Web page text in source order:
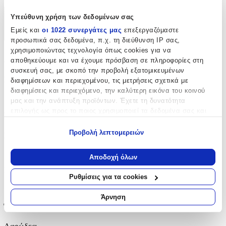
Υπεύθυνη χρήση των δεδομένων σας
Εμείς και οι 1022 συνεργάτες μας επεξεργαζόμαστε
προσωπικά σας δεδομένα, π.χ. τη διεύθυνση IP σας,
χρησιμοποιώντας τεχνολογία όπως cookies για να
αποθηκεύουμε και να έχουμε πρόσβαση σε πληροφορίες στη
συσκευή σας, με σκοπό την προβολή εξατομικευμένων
διαφημίσεων και περιεχομένου, τις μετρήσεις σχετικά με
διαφημίσεις και περιεχόμενο, την καλύτερη εικόνα του κοινού
μας και την ανάπτυξη προϊόντων. Έχετε τη δυνατότητα
Να συλλέξουμε πληροφορίες σχετικά με τη γεωγραφική
σας τοποθεσία, οι οποίες μπορεί να είναι ακριβείς σε
απόσταση μερικών μέτρων
Να αναγνωρίσουμε τη συσκευή σας σαρώνοντας ενεργά
για συγκεκριμένα χαρακτηριστικά (δακτυλικό αποτύπωμα)
Μάθετε περισσότερα σχετικά με τον τρόπο επεξεργασίας των
προσωπικών σας δεδομένων και καθορίστε τις προτιμήσεις σας
Προβολή λεπτομερειών
Αποδοχή όλων
Ρυθμίσεις για τα cookies
Άρνηση
Χαρακτηριστικά
Χαρακτηριστικά
Κατασκευαστής:
autokolitakia.gr
Βασικά Χαρακτηριστικά
Είδος:
Τοίχου
Έξτρα Χαρακτηριστικά